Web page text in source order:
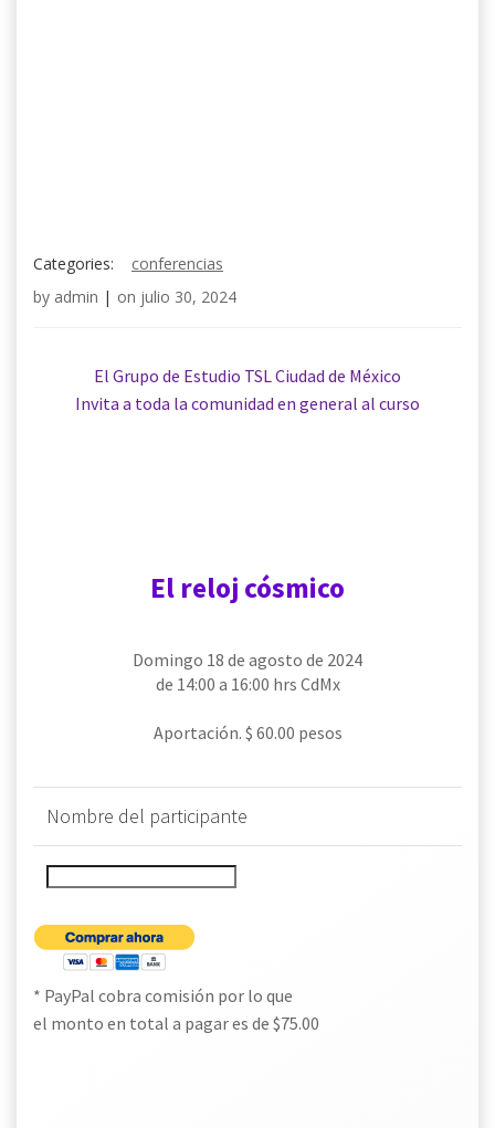
Categories:
conferencias
by admin | on julio 30, 2024
El Grupo de Estudio TSL Ciudad de México
Invita a toda la comunidad en general al curso
El reloj cósmico
Domingo 18 de agosto de 2024
de 14:00 a 16:00 hrs CdMx
Aportación. $ 60.00 pesos
Nombre del participante
* PayPal cobra comisión por lo que
el monto en total a pagar es de $75.00